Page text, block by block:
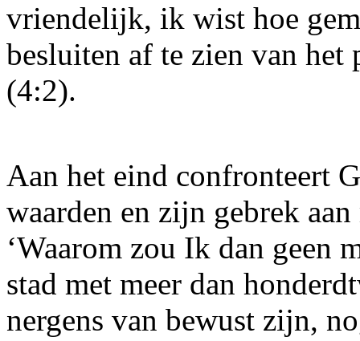
vriendelijk, ik wist hoe
besluiten af te zien van het
(4:2).
Aan het eind confronteert
waarden en zijn gebrek
‘Waarom zou Ik dan geen
stad met meer dan
nergens van bewust zijn,